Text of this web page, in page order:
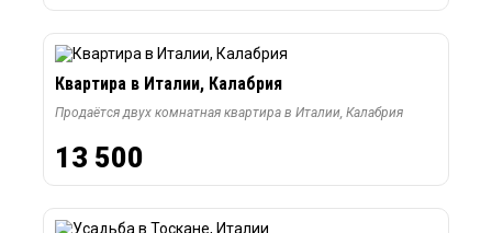
Квартира в Италии, Калабрия
Продаётся двух комнатная квартира в Италии, Калабрия
13 500